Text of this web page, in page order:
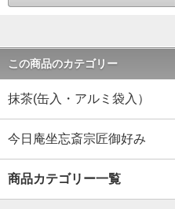
この商品のカテゴリー
抹茶(缶入・アルミ袋入）
今日庵坐忘斎宗匠御好み
商品カテゴリー一覧